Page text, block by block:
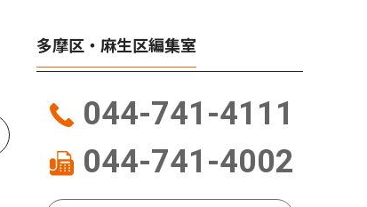
多摩区・麻生区編集室
044-741-4111
044-741-4002